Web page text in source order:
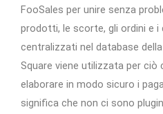
FooSales per unire senza
prodotti, le scorte, gli ordini e i
centralizzati nel database
Square viene utilizzata per ciò
elaborare in modo sicuro i
significa che non ci sono